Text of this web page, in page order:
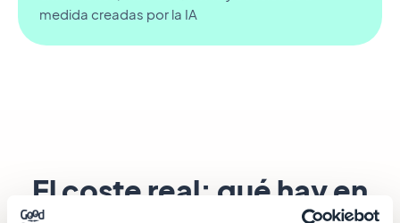
medida creadas por la IA
El coste real: qué hay en